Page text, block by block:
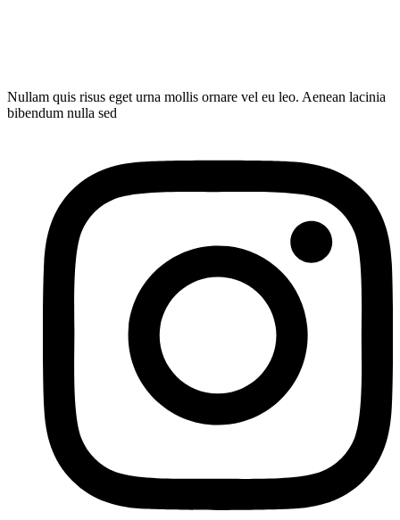
Nullam quis risus eget urna mollis ornare vel eu leo. Aenean lacinia
bibendum nulla sed